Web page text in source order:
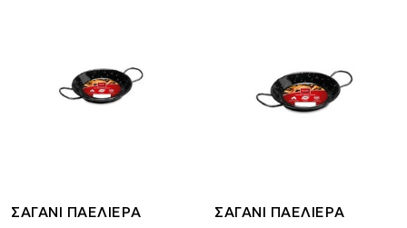
ΣΑΓΑΝΙ ΠΑΕΛΙΕΡΑ
ΣΑΓΑΝΙ ΠΑΕΛΙΕΡΑ